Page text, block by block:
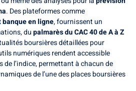
. Des plateformes comme
banque en ligne, fournissent un
dupalmarès du CAC 40 de A à Z
boursières détaillées pour
numériques rendent accessible
de l’indice, permettant à chacun de
de l’une des places boursières